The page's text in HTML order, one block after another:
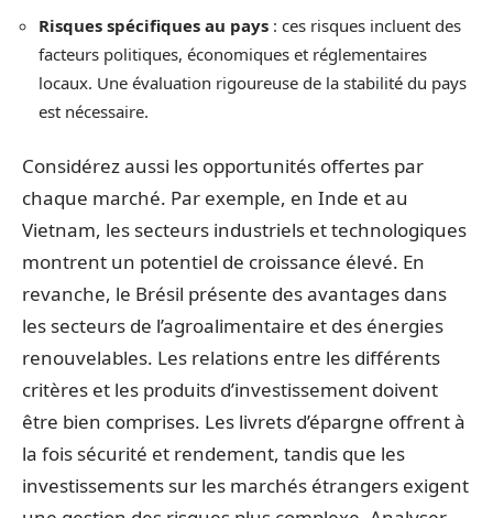
Risques spécifiques au pays : ces risques incluent des
facteurs politiques, économiques et réglementaires
locaux. Une évaluation rigoureuse de la stabilité du pays
est nécessaire.
Considérez aussi les opportunités offertes par
chaque marché. Par exemple, en Inde et au
Vietnam, les secteurs industriels et technologiques
montrent un potentiel de croissance élevé. En
revanche, le Brésil présente des avantages dans
les secteurs de l’agroalimentaire et des énergies
renouvelables. Les relations entre les différents
critères et les produits d’investissement doivent
être bien comprises. Les livrets d’épargne offrent à
la fois sécurité et rendement, tandis que les
investissements sur les marchés étrangers exigent